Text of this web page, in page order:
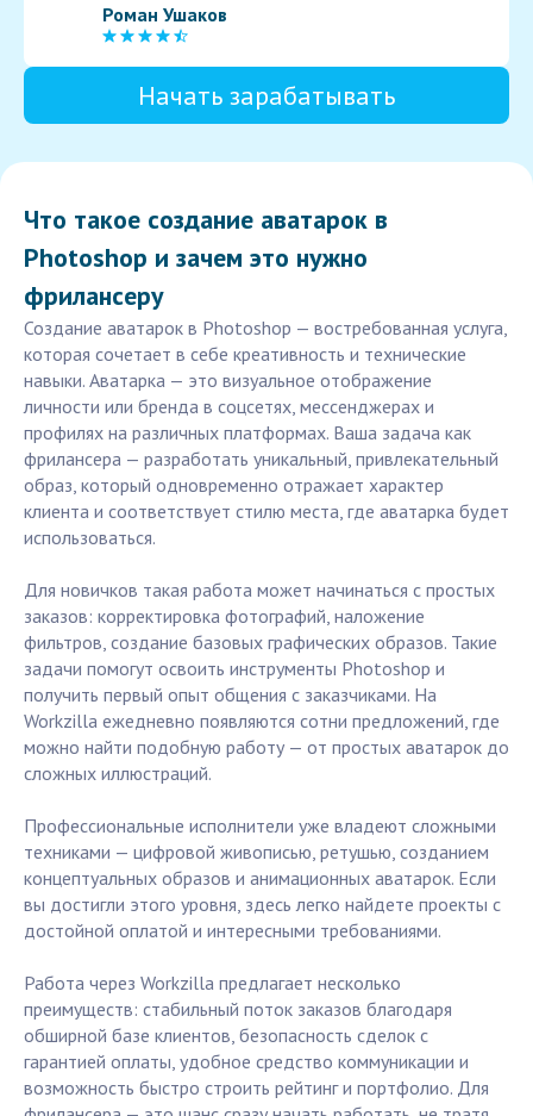
Роман Ушаков
Начать зарабатывать
Что такое создание аватарок в
Photoshop и зачем это нужно
фрилансеру
Создание аватарок в Photoshop — востребованная услуга,
которая сочетает в себе креативность и технические
навыки. Аватарка — это визуальное отображение
личности или бренда в соцсетях, мессенджерах и
профилях на различных платформах. Ваша задача как
фрилансера — разработать уникальный, привлекательный
образ, который одновременно отражает характер
клиента и соответствует стилю места, где аватарка будет
использоваться.
Для новичков такая работа может начинаться с простых
заказов: корректировка фотографий, наложение
фильтров, создание базовых графических образов. Такие
задачи помогут освоить инструменты Photoshop и
получить первый опыт общения с заказчиками. На
Workzilla ежедневно появляются сотни предложений, где
можно найти подобную работу — от простых аватарок до
сложных иллюстраций.
Профессиональные исполнители уже владеют сложными
техниками — цифровой живописью, ретушью, созданием
концептуальных образов и анимационных аватарок. Если
вы достигли этого уровня, здесь легко найдете проекты с
достойной оплатой и интересными требованиями.
Работа через Workzilla предлагает несколько
преимуществ: стабильный поток заказов благодаря
обширной базе клиентов, безопасность сделок с
гарантией оплаты, удобное средство коммуникации и
возможность быстро строить рейтинг и портфолио. Для